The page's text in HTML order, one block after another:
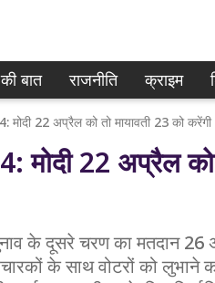
बात राजनीति क्राइम
22 अप्रैल को तो मायावती 23 को
22 अप्रैल को
के दूसरे चरण का मतदान 26
के साथ वोटरों को लुभाने